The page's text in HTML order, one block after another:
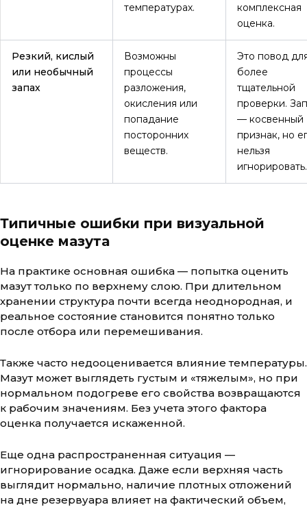
температурах.
комплексная
оценка.
Резкий, кислый
или необычный
запах
Возможны
процессы
разложения,
окисления или
попадание
посторонних
веществ.
Это повод
более
тщательной
проверки.
— косвенный
признак, но
нельзя
игнорировать.
Типичные ошибки при визуальной
оценке мазута
На практике основная ошибка — попытка оценить
мазут только по верхнему слою. При длительном
хранении структура почти всегда неоднородная, и
реальное состояние становится понятно только
после отбора или перемешивания.
Также часто недооценивается влияние температуры.
Мазут может выглядеть густым и «тяжелым», но при
нормальном подогреве его свойства возвращаются
к рабочим значениям. Без учета этого фактора
оценка получается искаженной.
Еще одна распространенная ситуация —
игнорирование осадка. Даже если верхняя часть
выглядит нормально, наличие плотных отложений
на дне резервуара влияет на фактический объем,